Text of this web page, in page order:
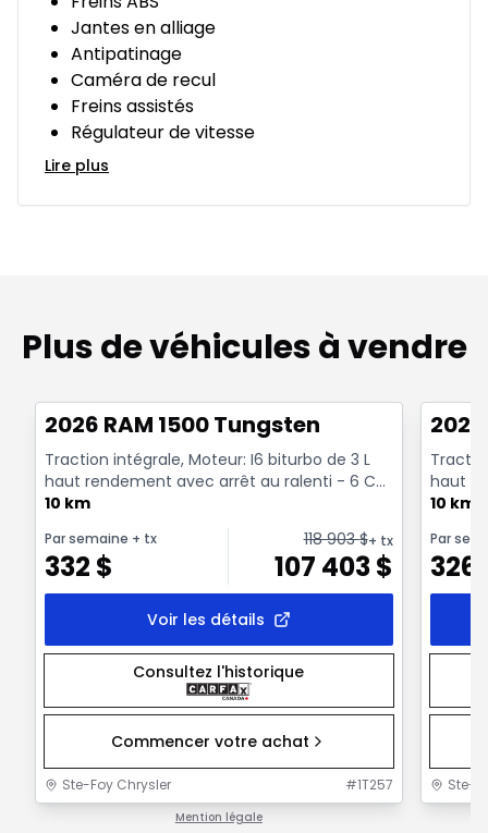
Jantes en alliage
Antipatinage
Caméra de recul
Freins assistés
Régulateur de vitesse
Lire plus
Plus de véhicules à vendre
2026 RAM 1500 Tungsten
Traction intégrale, Moteur: I6 biturbo de 3 L
haut rendement avec arrêt au ralenti - 6 Cyl.
- Essenc...
10 km
Par semaine + tx
332 $
118 903$+ tx
107 403$
Voir les détails
Consultez l'historique
Commencer votre achat
Ste-Foy Chrysler #1T257
Mention légale
haut
-
10 km
Par
326
Ste-